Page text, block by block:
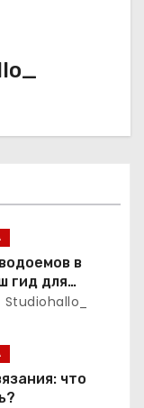
в
гид для
Studiohallo_
что